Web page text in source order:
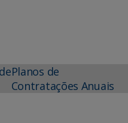
Planos de
Contratações Anuais